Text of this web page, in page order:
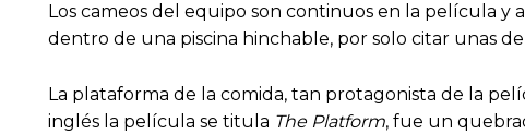
Los cameos del equipo son continuos en la película y
dentro de una piscina hinchable, por solo citar unas
La plataforma de la comida, tan protagonista de la
inglés la película se titula The Platform, fue un